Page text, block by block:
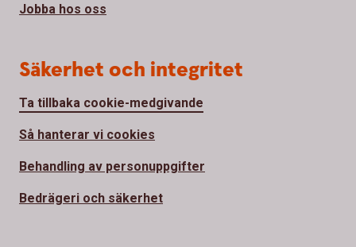
Jobba hos oss
Säkerhet och integritet
Ta tillbaka cookie-medgivande
Så hanterar vi cookies
Behandling av personuppgifter
Bedrägeri och säkerhet